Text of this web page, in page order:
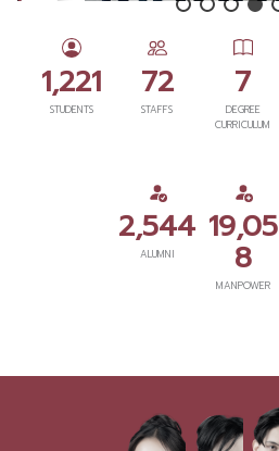
1,221
STUDENTS
72
STAFFS
7
DEGREE
CURRICULUM
2,544
ALUMNI
19,05
8
MANPOWER